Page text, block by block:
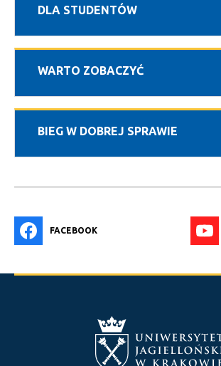
DLA STUDENTÓW
WARTO ZOBACZYĆ
BIEG W DOBREJ SPRAWIE
FACEBOOK